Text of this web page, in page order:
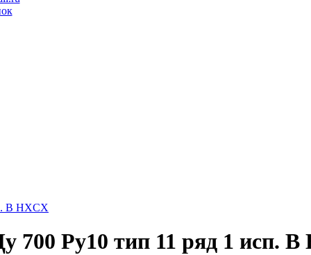
B HXCX
700 Ру10 тип 11 ряд 1 исп.